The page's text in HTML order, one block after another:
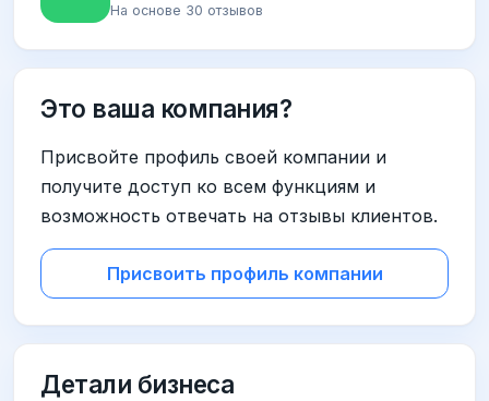
На основе 30 отзывов
Это ваша компания?
Присвойте профиль своей компании и
получите доступ ко всем функциям и
возможность отвечать на отзывы клиентов.
Присвоить профиль компании
Детали бизнеса